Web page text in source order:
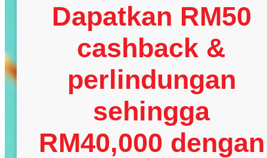
Dapatkan RM50
cashback &
perlindungan
sehingga
RM40,000 dengan